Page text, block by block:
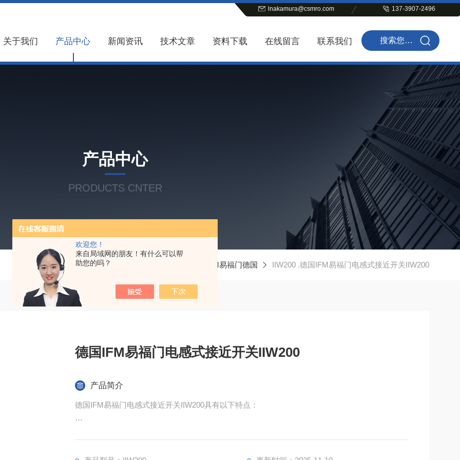
欢迎您！
来自局域网的朋友！有什么可以帮
助您的吗？
lnakamura@csmro.com 137-3907-2496
关于我们 产品中心 新闻资讯 技术文章 资料下载 在线留言 联系我们
产品中心
PRODUCTS CNTER
当前位置：首页 IFM易福门德国 IIW200 .德国IFM易福门电感式接近开关IIW200
德国IFM易福门电感式接近开关IIW200
产品简介
德国IFM易福门电感式接近开关IIW200具有以下特点：
电气性能可靠：工作电压范围宽：工作电压为 10 - 30V DC，能适应多种电源系统。